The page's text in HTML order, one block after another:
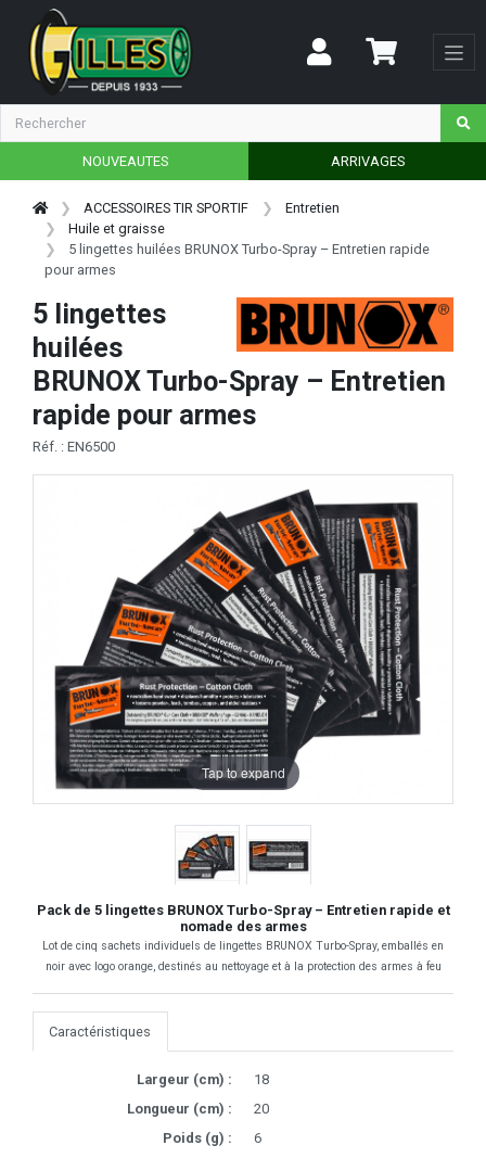
NOUVEAUTES ARRIVAGES
ACCESSOIRES TIR SPORTIF
Entretien
Huile et graisse
5 lingettes huilées BRUNOX Turbo-Spray – Entretien rapide
pour armes
5 lingettes
huilées
BRUNOX Turbo-Spray – Entretien
rapide pour armes
Réf. : EN6500
Tap to expand
Pack de 5 lingettes BRUNOX Turbo-Spray – Entretien rapide et
nomade des armes
Lot de cinq sachets individuels de lingettes BRUNOX Turbo-Spray, emballés en
noir avec logo orange, destinés au nettoyage et à la protection des armes à feu
Caractéristiques
Largeur (cm) :
18
Longueur (cm) :
20
Poids (g) :
6